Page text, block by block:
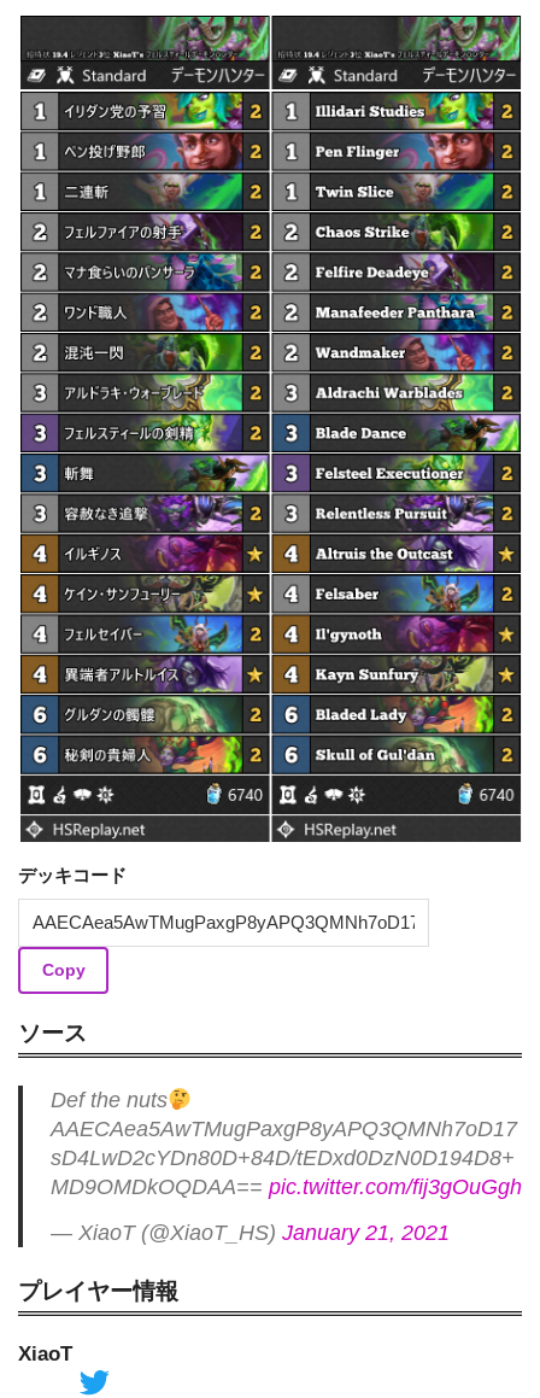
デッキコード
Copy
ソース
Def the nuts
AAECAea5AwTMugPaxgP8yAPQ3QMNh7oD17
sD4LwD2cYDn80D+84D/tEDxd0DzN0D194D8+
MD9OMDkOQDAA== pic.twitter.com/fij3gOuGgh
— XiaoT (@XiaoT_HS) January 21, 2021
プレイヤー情報
XiaoT
Twitter